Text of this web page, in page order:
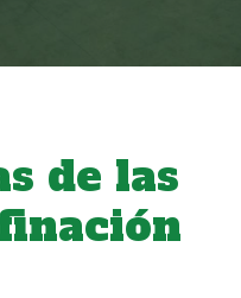
de las